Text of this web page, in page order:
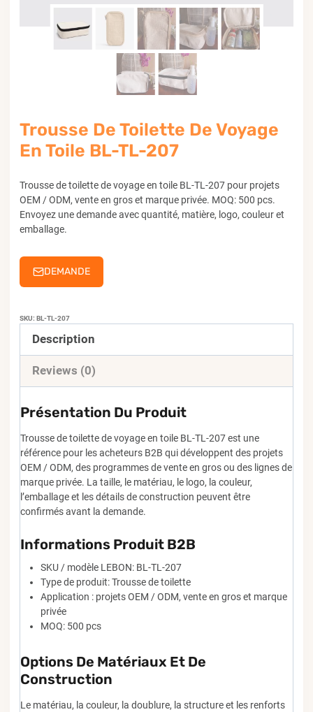
Trousse De Toilette De Voyage
En Toile BL-TL-207
Trousse de toilette de voyage en toile BL-TL-207 pour projets
OEM / ODM, vente en gros et marque privée. MOQ: 500 pcs.
Envoyez une demande avec quantité, matière, logo, couleur et
emballage.
DEMANDE
SKU: BL-TL-207
Description
Reviews (0)
Présentation Du Produit
Trousse de toilette de voyage en toile BL-TL-207 est une
référence pour les acheteurs B2B qui développent des projets
OEM / ODM, des programmes de vente en gros ou des lignes de
marque privée. La taille, le matériau, le logo, la couleur,
l’emballage et les détails de construction peuvent être
confirmés avant la demande.
Informations Produit B2B
SKU / modèle LEBON: BL-TL-207
Type de produit: Trousse de toilette
Application : projets OEM / ODM, vente en gros et marque
privée
MOQ: 500 pcs
Options De Matériaux Et De
Construction
Le matériau, la couleur, la doublure, la structure et les renforts